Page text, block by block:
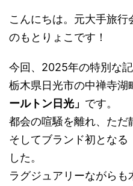
こんにちは。元大手旅
のもとりょこです！
今回、2025年の特別な記
栃木県日光市の中禅寺湖
ールトン日光」 です。
都会の喧騒を離れ、ただ
そしてブランド初となる
した。
ラグジュアリーながら